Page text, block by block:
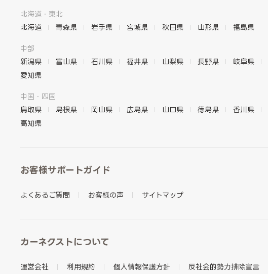
北海道・東北
北海道
青森県 岩手県 宮城県 秋田県 山形県 福島県
中部
新潟県
富山県 石川県 福井県 山梨県 長野県 岐阜県
愛知県
中国・四国
鳥取県
島根県 岡山県 広島県 山口県 徳島県 香川県
高知県
お客様サポートガイド
よくあるご質問 お客様の声 サイトマップ
カーネクストについて
運営会社 利用規約 個人情報保護方針 反社会的勢力排除宣言